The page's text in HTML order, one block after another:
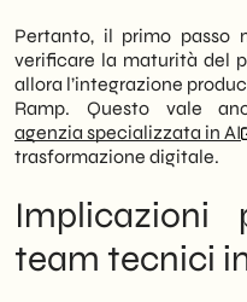
Pertanto, il primo passo
verificare la maturità del
allora l’integrazione
Ramp. Questo vale
agenzia specializzata in AI
trasformazione digitale.
Implicazioni
team tecnici